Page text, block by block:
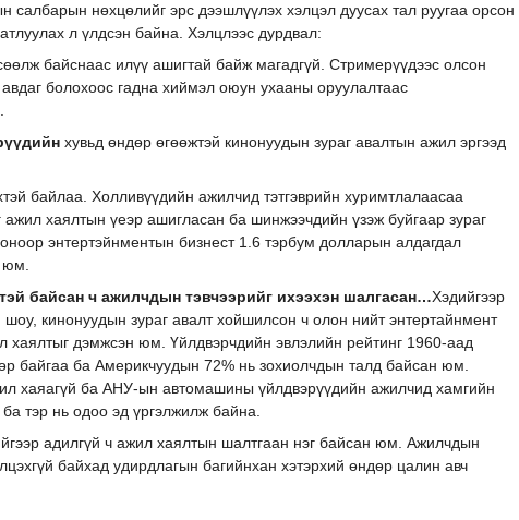
салбарын нөхцөлийг эрс дээшлүүлэх хэлцэл дуусах тал руугаа орсон
л үлдсэн байна. Хэлцлээс дурдвал:
байснаас илүү ашигтай байж магадгүй. Стримерүүдээс олсон
болохоос гадна хиймэл оюун ухааны оруулалтаас
хувьд өндөр өгөөжтэй кинонуудын зураг авалтын ажил эргээд
байлаа. Холливүүдийн ажилчид тэтгэврийн хуримтлалаасаа
хаялтын үеэр ашигласан ба шинжээчдийн үзэж буйгаар зураг
энтертэйнментын бизнест 1.6 тэрбум долларын алдагдал
байсан ч ажилчдын тэвчээрийг ихээхэн шалгасан…Хэдийгээр
кинонуудын зураг авалт хойшилсон ч олон нийт энтертайнмент
дэмжсэн юм. Үйлдвэрчдийн эвлэлийн рейтинг 1960-аад
байгаа ба Америкчуудын 72% нь зохиолчдын талд байсан юм.
хаяагүй ба АНУ-ын автомашины үйлдвэрүүдийн ажилчид хамгийн
тэр нь одоо эд үргэлжилж байна.
адилгүй ч ажил хаялтын шалтгаан нэг байсан юм. Ажилчдын
байхад удирдлагын багийнхан хэтэрхий өндөр цалин авч